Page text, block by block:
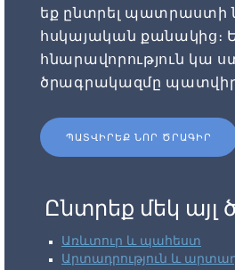
եք ընտրել պատրաստի
հսկայական քանակից։
հնարավորություն կա
ծրագրակազմը
ՊԱՏՎԻՐԵՔ ՆՈՐ ԾՐԱԳԻՐ
Ընտրեք մեկ այլ
Առևտուր և պահեստ
Արտադրություն և